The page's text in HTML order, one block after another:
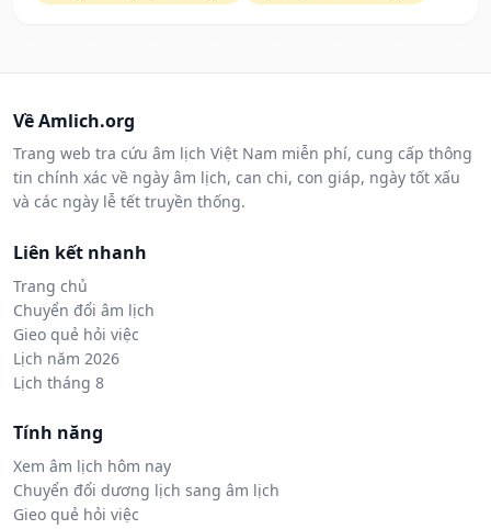
Về Amlich.org
Trang web tra cứu âm lịch Việt Nam miễn phí, cung cấp thông
tin chính xác về ngày âm lịch, can chi, con giáp, ngày tốt xấu
và các ngày lễ tết truyền thống.
Liên kết nhanh
Trang chủ
Chuyển đổi âm lịch
Gieo quẻ hỏi việc
Lịch năm 2026
Lịch tháng 8
Tính năng
Xem âm lịch hôm nay
Chuyển đổi dương lịch sang âm lịch
Gieo quẻ hỏi việc